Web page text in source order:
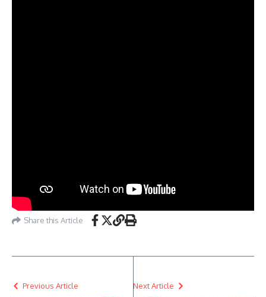
Share this Article
Previous Article Next Article